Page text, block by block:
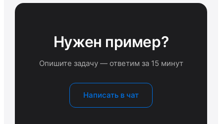
Нужен пример?
Опишите задачу — ответим за 15 минут
Написать в чат